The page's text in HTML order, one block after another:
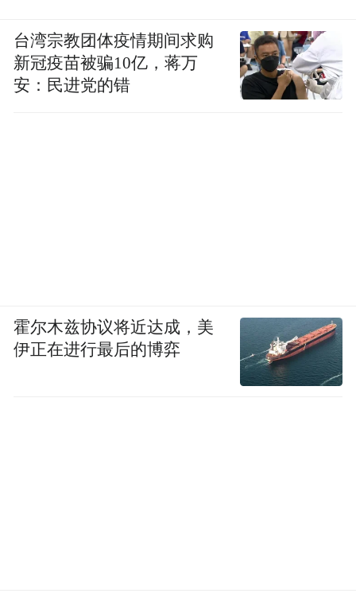
台湾宗教团体疫情期间求购
新冠疫苗被骗10亿，蒋万
安：民进党的错
霍尔木兹协议将近达成，美
伊正在进行最后的博弈